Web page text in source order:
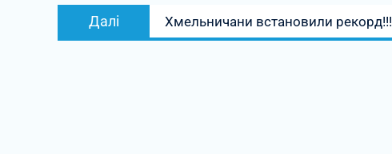
Далі
запис:
Хмельничани встановили рекорд!!!